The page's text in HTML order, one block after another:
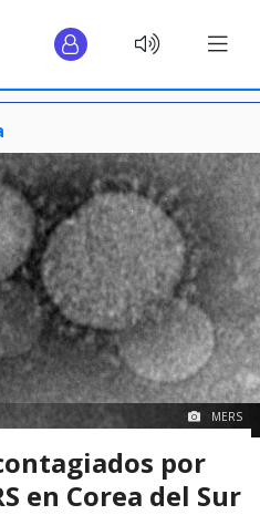
MERS
por
en Corea del Sur